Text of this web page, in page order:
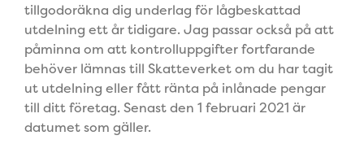
tillgodoräkna dig underlag för lågbeskattad
utdelning ett år tidigare. Jag passar också på att
påminna om att kontrolluppgifter fortfarande
behöver lämnas till Skatteverket om du har tagit
ut utdelning eller fått ränta på inlånade pengar
till ditt företag. Senast den 1 februari 2021 är
datumet som gäller.